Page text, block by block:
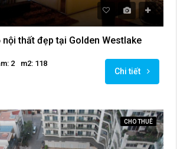
nội thất đẹp tại Golden Westlake
2
m2: 118
Chi tiết
CHO THUÊ